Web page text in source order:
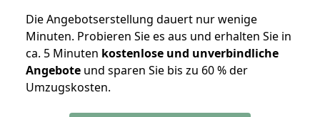
Die Angebotserstellung dauert nur wenige
Minuten. Probieren Sie es aus und erhalten Sie in
ca. 5 Minuten kostenlose und unverbindliche
Angebote und sparen Sie bis zu 60 % der
Umzugskosten.